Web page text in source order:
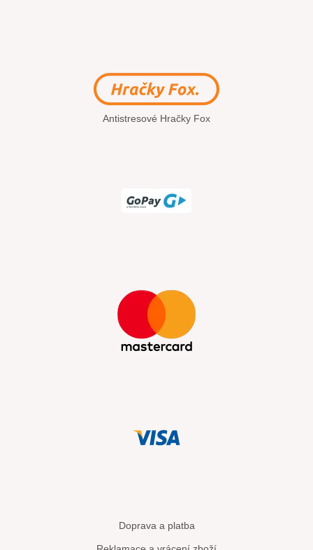
Antistresové Hračky Fox
Doprava a platba